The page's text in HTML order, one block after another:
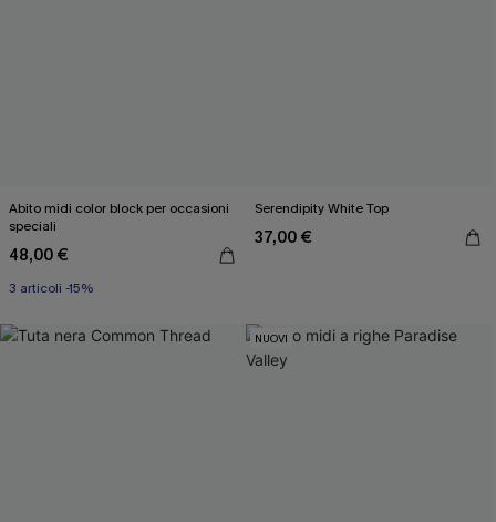
Abito midi color block per occasioni
speciali
48,00 €
3 articoli -15%
Serendipity White Top
37,00 €
NUOVI